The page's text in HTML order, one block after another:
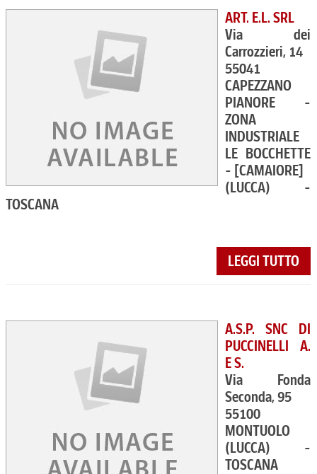
ART. E.L. SRL
Via dei
Carrozzieri, 14
55041
CAPEZZANO
PIANORE -
ZONA
INDUSTRIALE
LE BOCCHETTE
- [CAMAIORE]
(LUCCA) -
TOSCANA
LEGGI TUTTO
A.S.P. SNC DI
PUCCINELLI A.
E S.
Via Fonda
Seconda, 95
55100
MONTUOLO
(LUCCA) -
TOSCANA